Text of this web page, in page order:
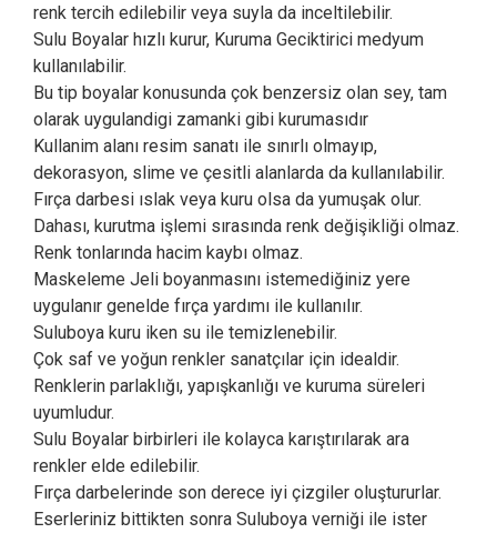
renk tercih edilebilir veya suyla da inceltilebilir.
Sulu Boyalar hızlı kurur, Kuruma Geciktirici medyum
kullanılabilir.
Bu tip boyalar konusunda çok benzersiz olan sey, tam
olarak uygulandigi zamanki gibi kurumasıdır
Kullanim alanı resim sanatı ile sınırlı olmayıp,
dekorasyon, slime ve çesitli alanlarda da kullanılabilir.
Fırça darbesi ıslak veya kuru olsa da yumuşak olur.
Dahası, kurutma işlemi sırasında renk değişikliği olmaz.
Renk tonlarında hacim kaybı olmaz.
Maskeleme Jeli boyanmasını istemediğiniz yere
uygulanır genelde fırça yardımı ile kullanılır.
Suluboya kuru iken su ile temizlenebilir.
Çok saf ve yoğun renkler sanatçılar için idealdir.
Renklerin parlaklığı, yapışkanlığı ve kuruma süreleri
uyumludur.
Sulu Boyalar birbirleri ile kolayca karıştırılarak ara
renkler elde edilebilir.
Fırça darbelerinde son derece iyi çizgiler oluştururlar.
Eserleriniz bittikten sonra Suluboya verniği ile ister